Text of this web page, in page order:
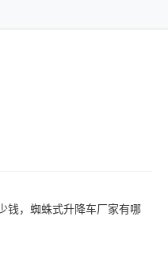
钱，蜘蛛式升降车厂家有哪